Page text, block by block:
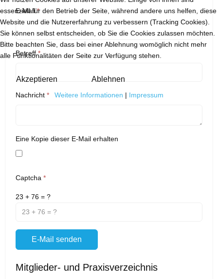
E-Mail*
Betreff*
Nachricht *
Eine Kopie dieser E-Mail erhalten
Captcha *
23 + 76 = ?
E-Mail senden
Mitglieder- und Praxisverzeichnis
essenziell für den Betrieb der Seite, während andere uns helfen, diese
Website und die Nutzererfahrung zu verbessern (Tracking Cookies).
Sie können selbst entscheiden, ob Sie die Cookies zulassen möchten.
Bitte beachten Sie, dass bei einer Ablehnung womöglich nicht mehr
alle Funktionalitäten der Seite zur Verfügung stehen.
Akzeptieren Ablehnen
Weitere Informationen | Impressum